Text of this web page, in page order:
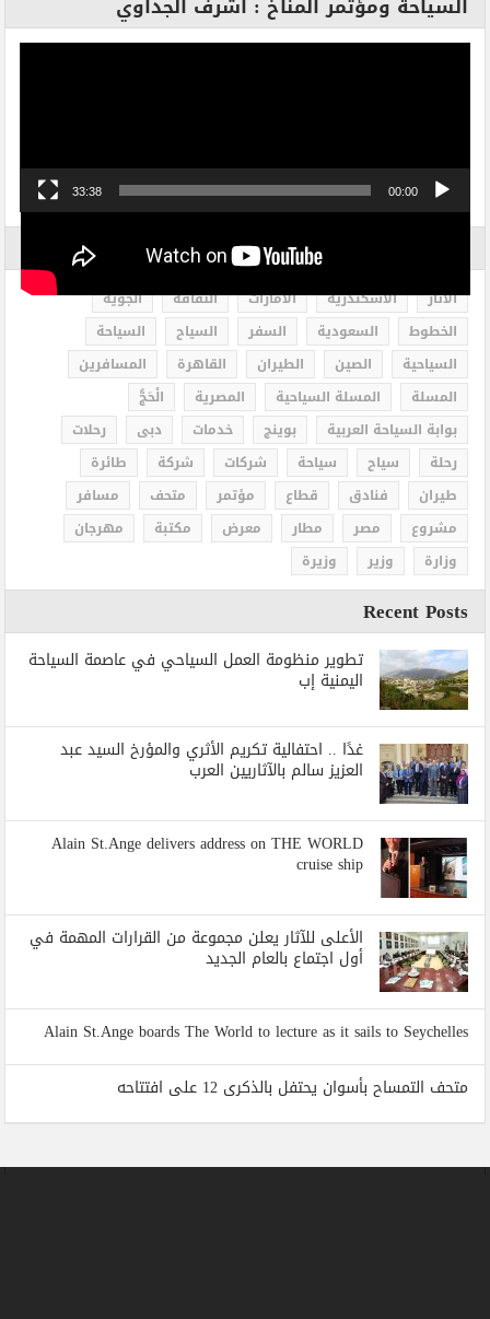
00:00
33:38
الاثار الاسكندرية الامارات الثقافة
الجوية
الخطوط
السعودية السفر السياح
السياحة
السياحية
الصين الطيران القاهرة
المسافرين
المسلة
المسلة السياحية المصرية
الْحَجُّ
بوابة السياحة العربية
بوينج خدمات دبى
رحلات
رحلة
سياح سياحة شركات شركة
طائرة
طيران
فنادق قطاع مؤتمر متحف
مسافر
مشروع
مصر مطار معرض مكتبة
مهرجان
وزارة
وزير وزيرة
Recent Posts
تطوير منظومة العمل السياحي في عاصمة السياحة
اليمنية إب
غدًا .. احتفالية تكريم الأثري والمؤرخ السيد عبد
العزيز سالم بالآثاريين العرب
Alain St.Ange delivers address on THE WORLD
cruise ship
الأعلى للآثار يعلن مجموعة من القرارات المهمة في
أول اجتماع بالعام الجديد
Alain St.Ange boards The World to lecture as it sails to Seychelles
متحف التمساح بأسوان يحتفل بالذكرى 12 على افتتاحه